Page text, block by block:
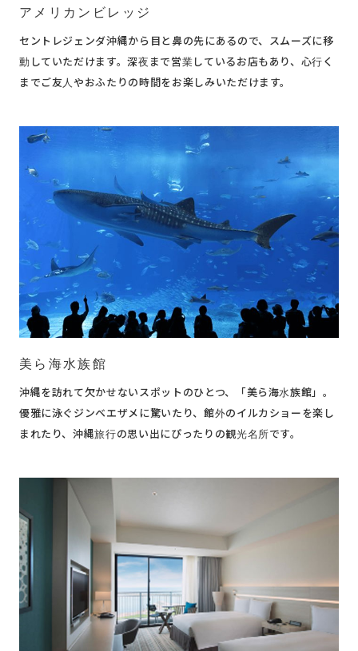
アメリカンビレッジ
セントレジェンダ沖縄から目と鼻の先にあるので、スムーズに移
動していただけます。深夜まで営業しているお店もあり、心行く
までご友人やおふたりの時間をお楽しみいただけます。
美ら海水族館
沖縄を訪れて欠かせないスポットのひとつ、「美ら海水族館」。
優雅に泳ぐジンベエザメに驚いたり、館外のイルカショーを楽し
まれたり、沖縄旅行の思い出にぴったりの観光名所です。